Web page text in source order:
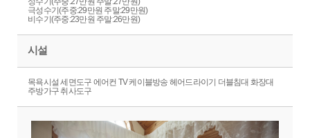
극성수기(주중:29만원 주말:29만원)
비수기(주중:23만원 주말:26만원)
시설
목욕시설 세면도구 에어컨 TV 케이블방송 헤어드라이기 더블침대 화장대
주방가구 취사도구